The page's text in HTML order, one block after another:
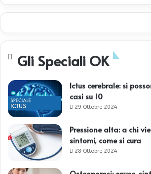
Gli Speciali OK
Ictus cerebrale: si
casi su 10
29 Ottobre 2024
Pressione alta: a chi
sintomi, come si cura
28 Ottobre 2024